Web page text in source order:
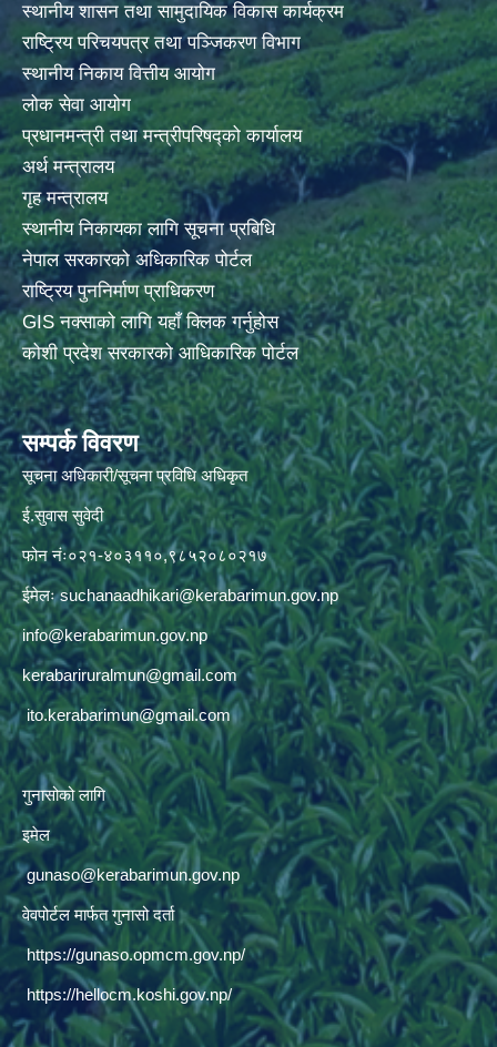
स्थानीय शासन तथा सामुदायिक विकास कार्यक्रम
राष्ट्रिय परिचयपत्र तथा पञ्जिकरण विभाग
स्थानीय निकाय वित्तीय आयोग
लोक सेवा आयोग
प्रधानमन्त्री तथा मन्त्रीपरिषद्को कार्यालय
अर्थ मन्त्रालय
गृह मन्त्रालय
स्थानीय निकायका लागि सूचना प्रबिधि
नेपाल सरकारको अधिकारिक पोर्टल
राष्ट्रिय पुननिर्माण प्राधिकरण
GIS नक्साको लागि यहाँ क्लिक गर्नुहोस
कोशी प्रदेश सरकारको आधिकारिक पोर्टल
सम्पर्क विवरण
सूचना अधिकारी/सूचना प्रविधि अधिकृत
ई.सुवास सुवेदी
फोन नंः०२१-४०३११०,९८५२०८०२१७
ईमेलःsuchanaadhikari@kerabarimun.gov.np
info@kerabarimun.gov.np
kerabariruralmun@gmail.com
ito.kerabarimun@gmail.com
गुनासोको लागि
इमेल
gunaso@kerabarimun.gov.np
वेवपोर्टल मार्फत गुनासो दर्ता
https://gunaso.opmcm.gov.np/
https://hellocm.koshi.gov.np/